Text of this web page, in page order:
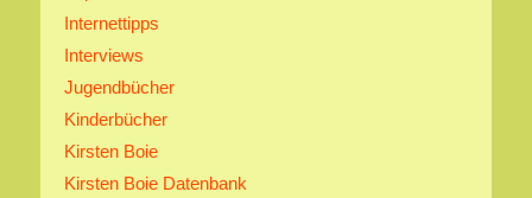
Internettipps
Interviews
Jugendbücher
Kinderbücher
Kirsten Boie
Kirsten Boie Datenbank